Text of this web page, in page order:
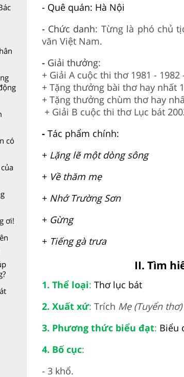
có
ơi!
- Quê quán: Hà Nội
- Chức danh: Từng là phó chủ
văn Việt Nam.
- Giải thưởng:
+ Giải A cuộc thi thơ 1981 - 1982
+ Tặng thưởng bài thơ hay nhất
+ Tặng thưởng chùm thơ hay
+ Giải B cuộc thi thơ Lục bát
-Tác phẩm chính:
+ Lặng lẽ một dòng sông
+ Về thăm mẹ
+ Nhớ Trường Sơn
+ Gừng
+ Tiếng gà trưa
II. Tìm
1. Thể loại: Thơ lục bát
2. Xuất xứ: Trích Mẹ (Tuyển thơ)
3. Phương thức biểu đạt: Biểu
4. Bố cục:
- 3 khổ.